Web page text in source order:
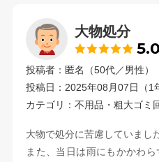
大物処分
投稿者：匿名（50代／男性）
投稿日：2025年08月07日（1
カテゴリ：不用品・粗大ゴミ
大物で処分に苦慮していまし
また、当日は雨にもかかわ